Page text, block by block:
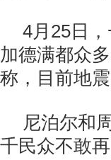
4月25日
加德满都众
称，目前地
尼泊尔和
千民众不敢